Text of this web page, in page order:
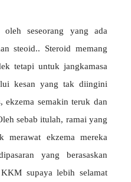
seseorang yang ada
steoid.. Steroid memang
tetapi untuk jangkamasa
kesan yang tak diingini
ekzema semakin teruk dan
sebab itulah, ramai yang
merawat ekzema mereka
yang berasaskan
supaya lebih selamat